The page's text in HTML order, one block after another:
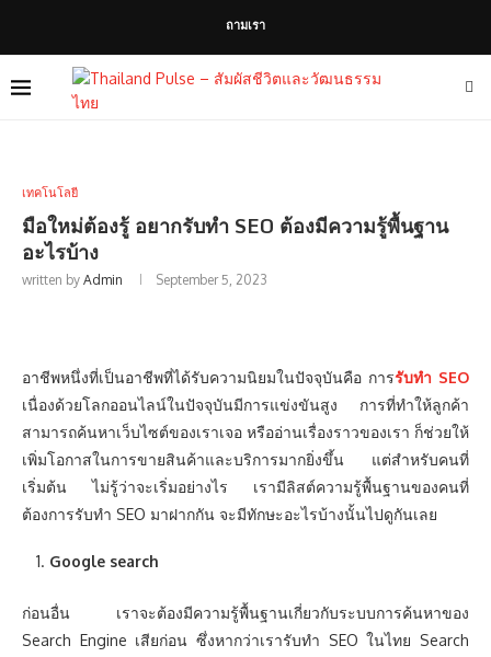
ถามเรา
เทคโนโลยี
มือใหม่ต้องรู้ อยากรับทำ SEO ต้องมีความรู้พื้นฐาน
อะไรบ้าง
written by Admin September 5, 2023
อาชีพหนึ่งที่เป็นอาชีพที่ได้รับความนิยมในปัจจุบันคือ การรับทำ SEO
เนื่องด้วยโลกออนไลน์ในปัจจุบันมีการแข่งขันสูง การที่ทำให้ลูกค้า
สามารถค้นหาเว็บไซต์ของเราเจอ หรืออ่านเรื่องราวของเรา ก็ช่วยให้
เพิ่มโอกาสในการขายสินค้าและบริการมากยิ่งขึ้น แต่สำหรับคนที่
เริ่มต้น ไม่รู้ว่าจะเริ่มอย่างไร เรามีลิสต์ความรู้พื้นฐานของคนที่
ต้องการรับทำ SEO มาฝากกัน จะมีทักษะอะไรบ้างนั้นไปดูกันเลย
Google search
ก่อนอื่น เราจะต้องมีความรู้พื้นฐานเกี่ยวกับระบบการค้นหาของ
Search Engine เสียก่อน ซึ่งหากว่าเรารับทำ SEO ในไทย Search